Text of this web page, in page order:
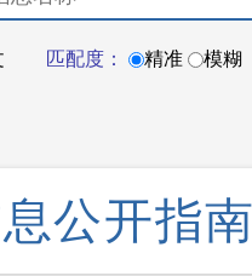
匹配度： 精准 模糊
息公开指